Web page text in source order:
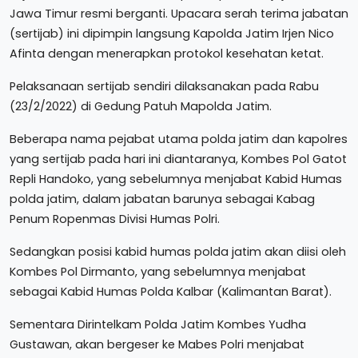
Jawa Timur resmi berganti. Upacara serah terima jabatan
(sertijab) ini dipimpin langsung Kapolda Jatim Irjen Nico
Afinta dengan menerapkan protokol kesehatan ketat.
Pelaksanaan sertijab sendiri dilaksanakan pada Rabu
(23/2/2022) di Gedung Patuh Mapolda Jatim.
Beberapa nama pejabat utama polda jatim dan kapolres
yang sertijab pada hari ini diantaranya, Kombes Pol Gatot
Repli Handoko, yang sebelumnya menjabat Kabid Humas
polda jatim, dalam jabatan barunya sebagai Kabag
Penum Ropenmas Divisi Humas Polri.
Sedangkan posisi kabid humas polda jatim akan diisi oleh
Kombes Pol Dirmanto, yang sebelumnya menjabat
sebagai Kabid Humas Polda Kalbar (Kalimantan Barat).
Sementara Dirintelkam Polda Jatim Kombes Yudha
Gustawan, akan bergeser ke Mabes Polri menjabat